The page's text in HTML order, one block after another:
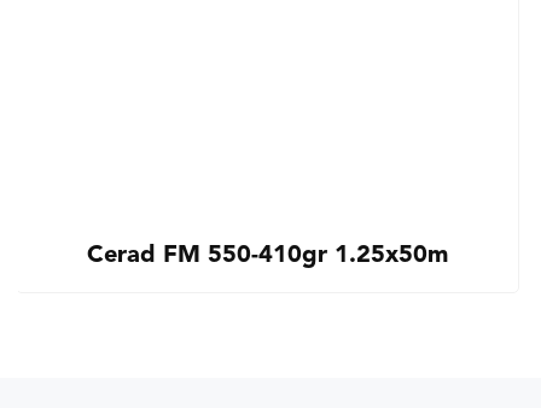
Cerad FM 550-410gr 1.25x50m